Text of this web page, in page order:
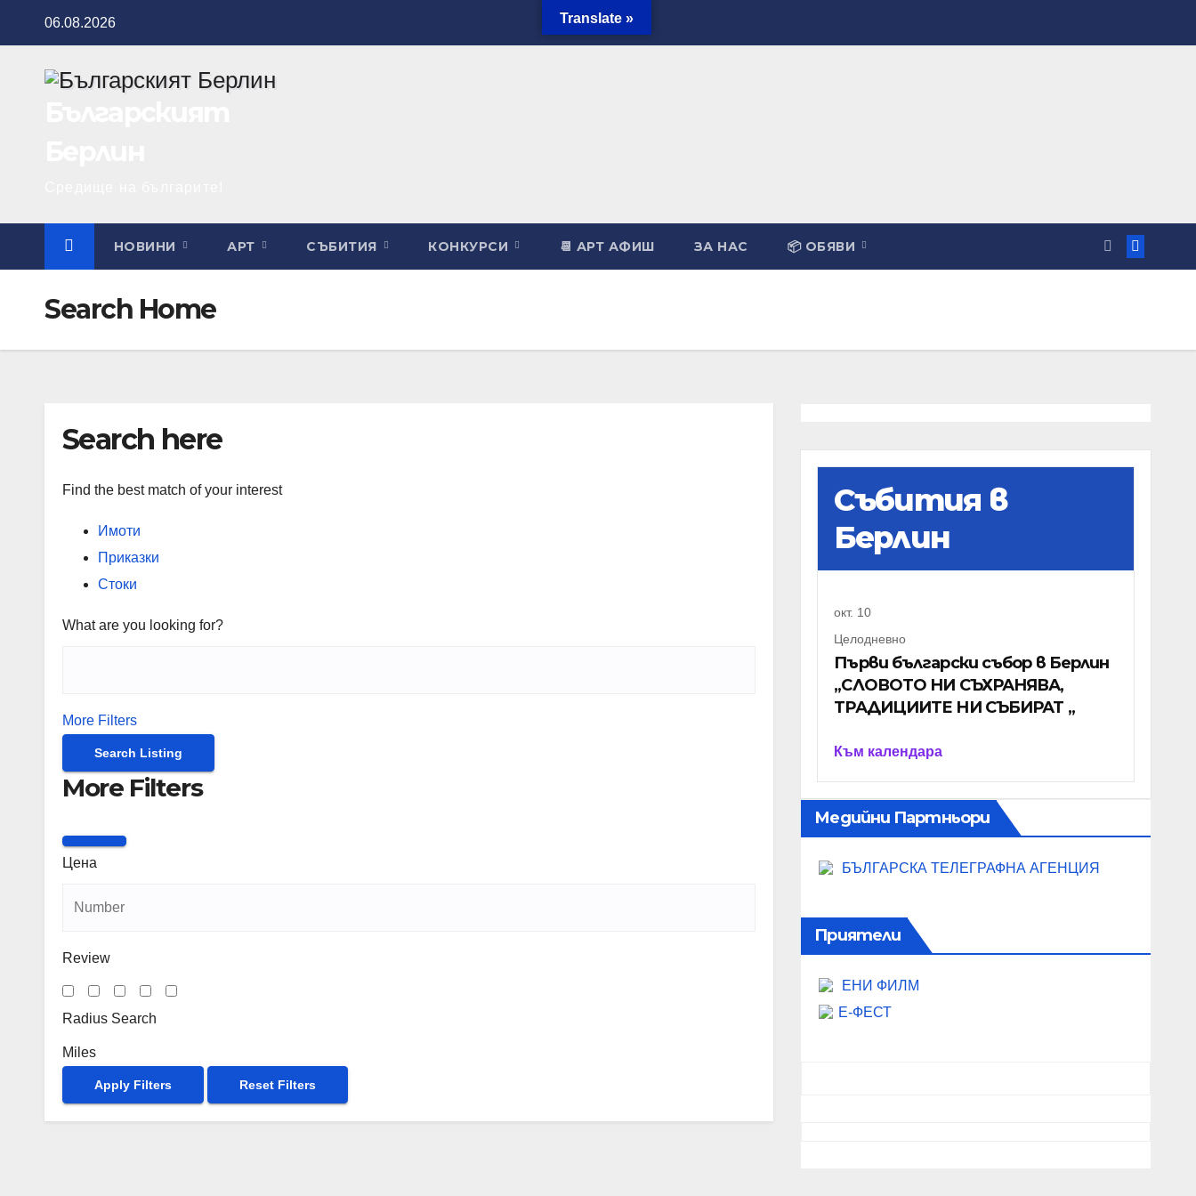
06.08.2026
НОВИНИ АРТ СЪБИТИЯ КОНКУРСИ 📆 АРТ АФИШ ЗА НАС 📦 ОБЯВИ
Search Home
Search here
Find the best match of your interest
Имоти
Приказки
Стоки
What are you looking for?
More Filters
Search Listing
More Filters
Цена
Review
Radius Search
Miles
Apply Filters Reset Filters
Събития в
Берлин
окт. 10
Целодневно
Първи български събор в Берлин
„СЛОВОТО НИ СЪХРАНЯВА,
ТРАДИЦИИТЕ НИ СЪБИРАТ „
Към календара
Медийни Партньори
БЪЛГАРСКА ТЕЛЕГРАФНА АГЕНЦИЯ
Приятели
ЕНИ ФИЛМ
Е-ФЕСТ
Translate »